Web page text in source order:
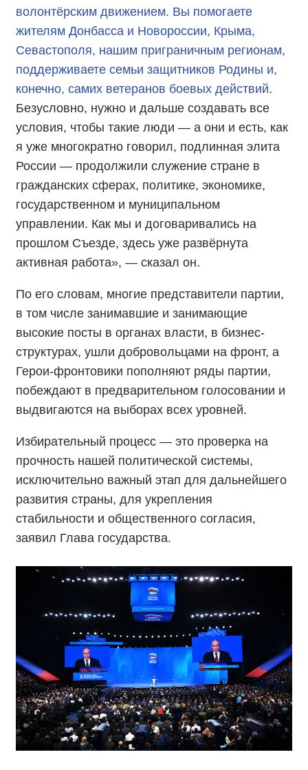
волонтёрским движением. Вы помогаете
жителям Донбасса и Новороссии, Крыма,
Севастополя, нашим приграничным регионам,
поддерживаете семьи защитников Родины и,
конечно, самих ветеранов боевых действий.
Безусловно, нужно и дальше создавать все
условия, чтобы такие люди — а они и есть, как
я уже многократно говорил, подлинная элита
России — продолжили служение стране в
гражданских сферах, политике, экономике,
государственном и муниципальном
управлении. Как мы и договаривались на
прошлом Съезде, здесь уже развёрнута
активная работа», — сказал он.
По его словам, многие представители партии,
в том числе занимавшие и занимающие
высокие посты в органах власти, в бизнес-
структурах, ушли добровольцами на фронт, а
Герои-фронтовики пополняют ряды партии,
побеждают в предварительном голосовании и
выдвигаются на выборах всех уровней.
Избирательный процесс — это проверка на
прочность нашей политической системы,
исключительно важный этап для дальнейшего
развития страны, для укрепления
стабильности и общественного согласия,
заявил Глава государства.